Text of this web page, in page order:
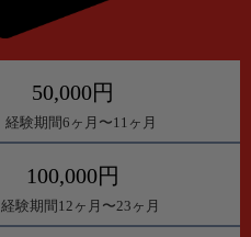
50,000円
経験期間6ヶ月〜11ヶ月
100,000円
経験期間12ヶ月〜23ヶ月